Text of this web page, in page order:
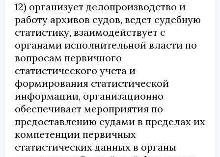
12) организует делопроизводство и
работу архивов судов, ведет судебную
статистику, взаимодействует с
органами исполнительной власти по
вопросам первичного
статистического учета и
формирования статистической
информации, организационно
обеспечивает мероприятия по
предоставлению судами в пределах их
компетенции первичных
статистических данных в органы